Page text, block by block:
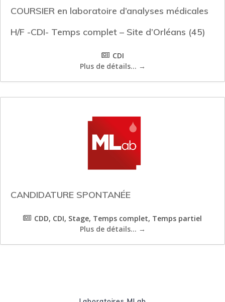
COURSIER en laboratoire d’analyses médicales
H/F -CDI- Temps complet – Site d’Orléans (45)
CDI
Plus de détails...
CANDIDATURE SPONTANÉE
CDD CDI Stage Temps complet Temps partiel
Plus de détails...